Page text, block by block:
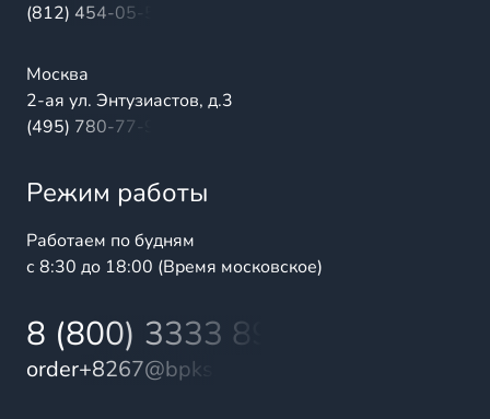
(812) 454-05-54
Москва
2-ая ул. Энтузиастов, д.3
(495) 780-77-98
Режим работы
Работаем по будням
с 8:30 до 18:00 (Время московское)
8 (800) 3333 899
order+8267@bpks.ru